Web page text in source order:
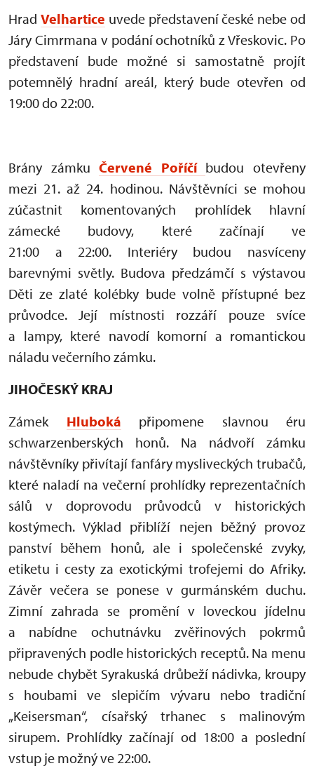
Hrad Velhartice uvede představení české nebe od
Járy Cimrmana v podání ochotníků z Vřeskovic. Po
představení bude možné si samostatně projít
potemnělý hradní areál, který bude otevřen od
19:00 do 22:00.
Brány zámkuČervené Poříčí budou otevřeny
mezi 21. až 24. hodinou. Návštěvníci se mohou
zúčastnit komentovaných prohlídek hlavní
zámecké budovy, které začínají ve
21:00 a 22:00. Interiéry budou nasvíceny
barevnými světly. Budova předzámčí s výstavou
Děti ze zlaté kolébky bude volně přístupné bez
průvodce. Její místnosti rozzáří pouze svíce
a lampy, které navodí komorní a romantickou
náladu večerního zámku.
JIHOČESKÝ KRAJ
Zámek Hluboká připomene slavnou éru
schwarzenberských honů. Na nádvoří zámku
návštěvníky přivítají fanfáry mysliveckých trubačů,
které naladí na večerní prohlídky reprezentačních
sálů v doprovodu průvodců v historických
kostýmech. Výklad přiblíží nejen běžný provoz
panství během honů, ale i společenské zvyky,
etiketu i cesty za exotickými trofejemi do Afriky.
Závěr večera se ponese v gurmánském duchu.
Zimní zahrada se promění v loveckou jídelnu
a nabídne ochutnávku zvěřinových pokrmů
připravených podle historických receptů. Na menu
nebude chybět Syrakuská drůbeží nádivka, kroupy
s houbami ve slepičím vývaru nebo tradiční
„Keisersman“, císařský trhanec s malinovým
sirupem. Prohlídky začínají od 18:00 a poslední
vstup je možný ve 22:00.